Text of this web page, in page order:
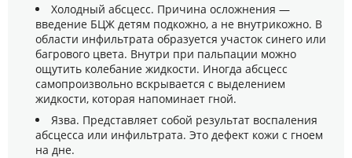
Холодный абсцесс. Причина осложнения —
введение БЦЖ детям подкожно, а не внутрикожно. В
области инфильтрата образуется участок синего или
багрового цвета. Внутри при пальпации можно
ощутить колебание жидкости. Иногда абсцесс
самопроизвольно вскрывается с выделением
жидкости, которая напоминает гной.
Язва. Представляет собой результат воспаления
абсцесса или инфильтрата. Это дефект кожи с гноем
на дне.